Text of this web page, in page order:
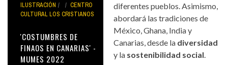
ILUSTRACIÓN
CENTRO
CULTURAL LOS CRISTIANOS
'COSTUMBRES DE
FINAOS EN CANARIAS' -
MUMES 2022
diferentes pueblos. Asimismo,
abordará las tradiciones de
México, Ghana, India y
Canarias, desde la diversidad
y la sostenibilidad social.